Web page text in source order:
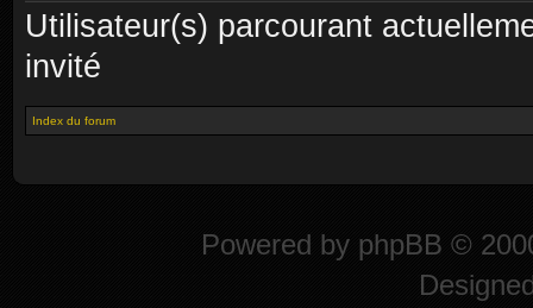
Utilisateur(s) parcourant
invité
Index du forum
Powered by phpBB ©